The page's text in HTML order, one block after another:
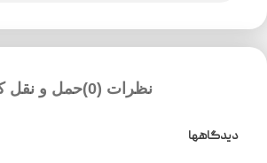
نظرات (0) حمل و نقل
دیدگاهها